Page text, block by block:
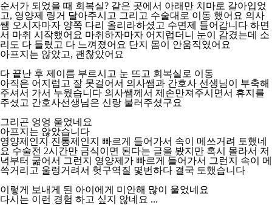
순서가 되었을 때 회복실? 같은 곳에서 아래만 치마로 갈아입었
고, 영양제 링거 달아주시고 그리고 수술대로 이동 했어요 의사
쌤 오시자마자 양쪽 다리 올리라하셨고 수면제 들어갑니다 하면
서 마취 시작했어요 마취하자마자 어지럽더니 눈이 감겼는데 소
리도 다 들렸고 다 느껴졌어요 단지 몸이 안움직였어요
아프지는 않았고, 괜찮았어요
다 끝난 후 제이름 부르시고 눈 뜨고 회복실로 이동
아직은 어지럽고 잘 못걸어서 의사쌤과 간호사 선생님이 부축해
주셔서 가서 누웠습니다 의사쌤께서 제손만져주시면서 휴지를
주셨고 간호사선생님은 신랑 불러주셨구요
그리곤 엉엉 울었네요
아프지는 않았습니다
영양제인지 진통제인지 빠르게 들어가서 속이 메쓰거려 토했네
요 수술전 2시간만 금식이면 된다는 글을 봤지만 혹시 몰라서 저
녁부터 굶어서 그런지 영양제가 빠르게 들어가서 그런지 속이 메
쓱거리고 울렁거려서 헛구역질 몇번하다 결국 토했습니다
이렇게 보내게 된 아이에게 미안해 많이 울었네요
다시는 이런 경험 하고 싶지 않네요 ...